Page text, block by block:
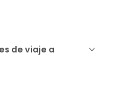
de viaje a